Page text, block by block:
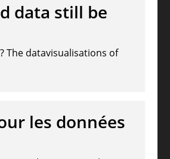
data still be
The datavisualisations of
les données